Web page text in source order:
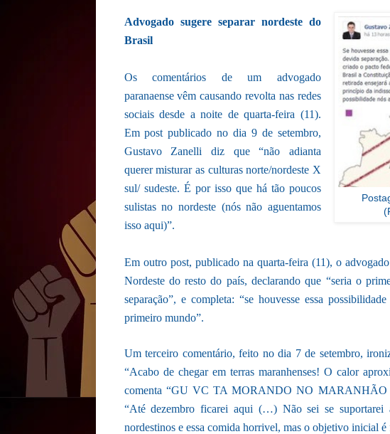
Advogado sugere separar nordeste do
Brasil
Os comentários de um advogado
paranaense vêm causando revolta nas redes
sociais desde a noite de quarta-feira (11).
Em post publicado no dia 9 de setembro,
Gustavo Zanelli diz que “não adianta
querer misturar as culturas norte/nordeste X
sul/ sudeste. É por isso que há tão poucos
sulistas no nordeste (nós não aguentamos
isso aqui)”.
Em outro post, publicado na quarta-feira (11), o
Nordeste do resto do país, declarando que “seria o
separação”, e completa: “se houvesse essa
primeiro mundo”.
Um terceiro comentário, feito no dia 7 de setembro,
“Acabo de chegar em terras maranhenses! O calor
comenta “GU VC TA MORANDO NO
“Até dezembro ficarei aqui (…) Não sei se suportarei
nordestinos e essa comida horrivel, mas o objetivo inicial é